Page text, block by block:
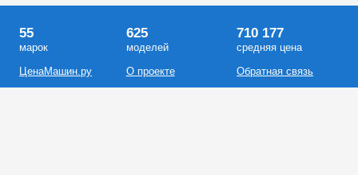
55
марок
ЦенаМашин.ру
625
моделей
О проекте
710 177
средняя цена
Обратная связь